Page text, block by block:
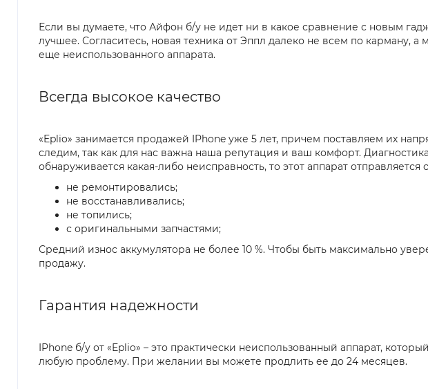
Если вы думаете, что Айфон б/у не идет ни в какое сравнение с новым
лучшее. Согласитесь, новая техника от Эппл далеко не всем по карману,
еще неиспользованного аппарата.
Всегда высокое качество
«Eplio» занимается продажей IPhone уже 5 лет, причем поставляем их
следим, так как для нас важна наша репутация и ваш комфорт.
обнаруживается какая-либо неисправность, то этот аппарат
не ремонтировались;
не восстанавливались;
не топились;
с оригинальными запчастями;
Средний износ аккумулятора не более 10 %. Чтобы быть максимально
продажу.
Гарантия надежности
IPhone б/у от «Eplio» – это практически неиспользованный аппарат,
любую проблему. При желании вы можете продлить ее до 24 месяцев.